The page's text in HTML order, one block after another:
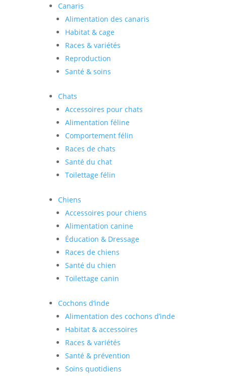
Canaris
Alimentation des canaris
Habitat & cage
Races & variétés
Reproduction
Santé & soins
Chats
Accessoires pour chats
Alimentation féline
Comportement félin
Races de chats
Santé du chat
Toilettage félin
Chiens
Accessoires pour chiens
Alimentation canine
Éducation & Dressage
Races de chiens
Santé du chien
Toilettage canin
Cochons d’inde
Alimentation des cochons d’inde
Habitat & accessoires
Races & variétés
Santé & prévention
Soins quotidiens